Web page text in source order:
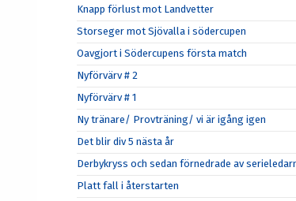
Knapp förlust mot Landvetter
Storseger mot Sjövalla i södercupen
Oavgjort i Södercupens första match
Nyförvärv # 2
Nyförvärv # 1
Ny tränare/ Provträning/ vi är igång igen
Det blir div 5 nästa år
Derbykryss och sedan förnedrade av
Platt fall i återstarten